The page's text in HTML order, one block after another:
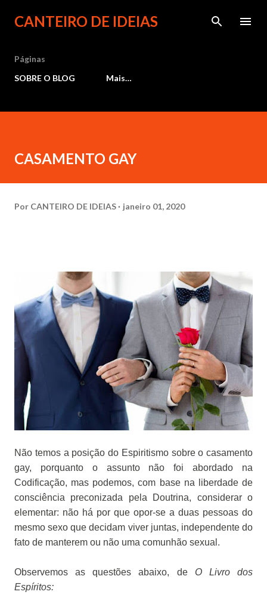
Pular para o conteúdo principal
CANTEIRO DE IDEIAS
Páginas
SOBRE O BLOG
Mais…
CASAMENTO GAY
Por CANTEIRO DE IDEIAS janeiro 01, 2020
Não temos a posição do Espiritismo sobre o casamento
gay, porquanto o assunto não foi abordado na
Codificação, mas podemos, com base na liberdade de
consciência preconizada pela Doutrina, considerar o
elementar: não há por que opor-se a duas pessoas do
mesmo sexo que decidam viver juntas, independente do
fato de manterem ou não uma comunhão sexual.
Observemos as questões abaixo, de O Livro dos
Espíritos: